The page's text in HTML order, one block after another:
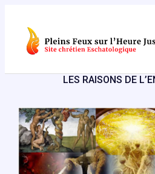
contenu
LES RAISONS DE